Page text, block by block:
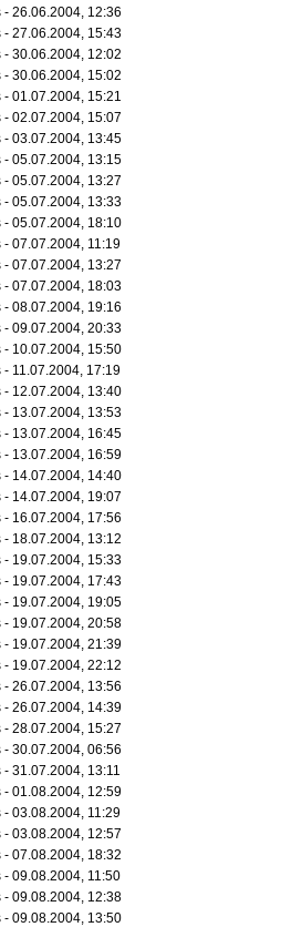
- 26.06.2004, 12:36
- 27.06.2004, 15:43
- 30.06.2004, 12:02
- 30.06.2004, 15:02
- 01.07.2004, 15:21
- 02.07.2004, 15:07
- 03.07.2004, 13:45
- 05.07.2004, 13:15
- 05.07.2004, 13:27
- 05.07.2004, 13:33
- 05.07.2004, 18:10
- 07.07.2004, 11:19
- 07.07.2004, 13:27
- 07.07.2004, 18:03
- 08.07.2004, 19:16
- 09.07.2004, 20:33
- 10.07.2004, 15:50
- 11.07.2004, 17:19
- 12.07.2004, 13:40
- 13.07.2004, 13:53
- 13.07.2004, 16:45
- 13.07.2004, 16:59
- 14.07.2004, 14:40
- 14.07.2004, 19:07
- 16.07.2004, 17:56
- 18.07.2004, 13:12
- 19.07.2004, 15:33
- 19.07.2004, 17:43
- 19.07.2004, 19:05
- 19.07.2004, 20:58
- 19.07.2004, 21:39
- 19.07.2004, 22:12
- 26.07.2004, 13:56
- 26.07.2004, 14:39
- 28.07.2004, 15:27
- 30.07.2004, 06:56
31.07.2004, 13:11
- 01.08.2004, 12:59
- 03.08.2004, 11:29
- 03.08.2004, 12:57
- 07.08.2004, 18:32
- 09.08.2004, 11:50
- 09.08.2004, 12:38
- 09.08.2004, 13:50